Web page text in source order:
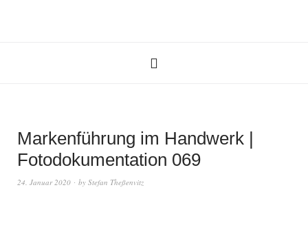
Markenführung im Handwerk |
Fotodokumentation 069
24. Januar 2020 by Stefan Theßenvitz